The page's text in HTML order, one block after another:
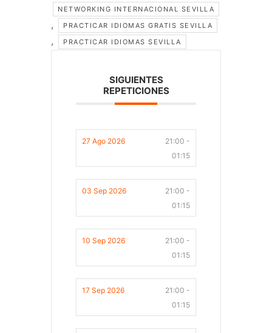
NETWORKING INTERNACIONAL SEVILLA
, PRACTICAR IDIOMAS GRATIS SEVILLA
, PRACTICAR IDIOMAS SEVILLA
SIGUIENTES
REPETICIONES
27 Ago 2026
21:00 -
01:15
03 Sep 2026
21:00 -
01:15
10 Sep 2026
21:00 -
01:15
17 Sep 2026
21:00 -
01:15